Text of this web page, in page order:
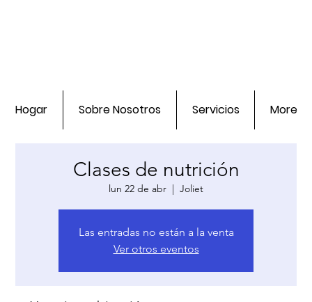
Hogar Sobre Nosotros Servicios More
Clases de nutrición
lun 22 de abr Joliet
Las entradas no están a la venta
Ver otros eventos